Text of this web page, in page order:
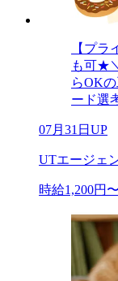
【プ
も可★
らOK
ード選
07月31日UP
UTエージェ
時給1,200円